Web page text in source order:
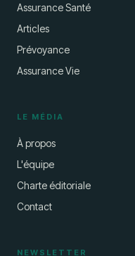
Assurance Santé
Articles
Prévoyance
Assurance Vie
LE MÉDIA
À propos
L'équipe
Charte éditoriale
Contact
NEWSLETTER